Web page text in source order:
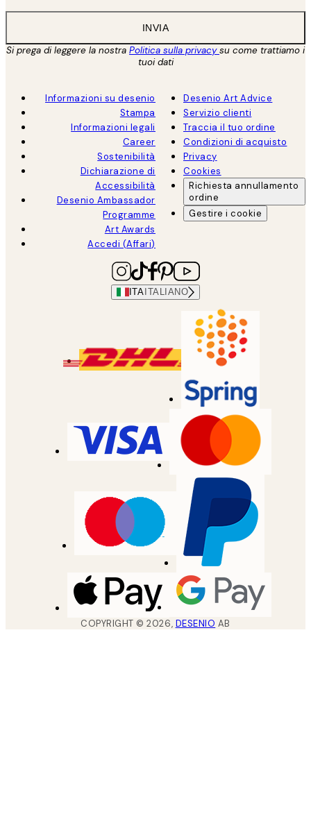
INVIA
Si prega di leggere la nostra Politica sulla privacysu come trattiamo i
tuoi dati
Informazioni su desenio
Stampa
Informazioni legali
Career
Sostenibilità
Dichiarazione di
Accessibilità
Desenio Ambassador
Programme
Art Awards
Accedi (Affari)
Desenio Art Advice
Servizio clienti
Traccia il tuo ordine
Condizioni di acquisto
Privacy
Cookies
Richiesta annullamento
ordine
Gestire i cookie
ITA ITALIANO
COPYRIGHT ©2026, DESENIO AB